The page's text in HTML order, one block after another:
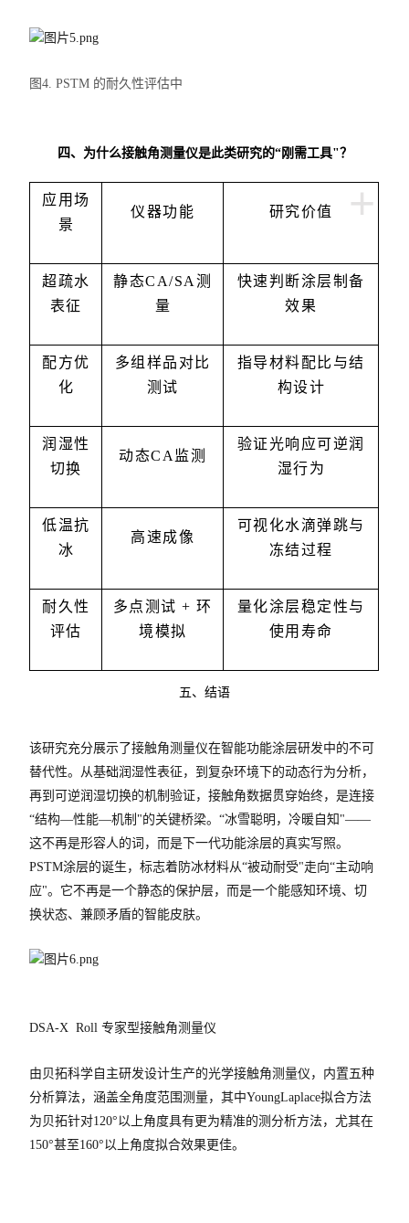
图4. PSTM 的耐久性评估中
四、为什么接触角测量仪是此类研究的“刚需工具"？
+
应用场
景
仪器功能 研究价值
超疏水
表征
静态CA/SA测
量
快速判断涂层制备
效果
配方优
化
多组样品对比
测试
指导材料配比与结
构设计
润湿性
切换
动态CA监测
验证光响应可逆润
湿行为
低温抗
冰
高速成像
可视化水滴弹跳与
冻结过程
耐久性
评估
多点测试 + 环
境模拟
量化涂层稳定性与
使用寿命
五、结语
该研究充分展示了接触角测量仪在智能功能涂层研发中的不可
替代性。从基础润湿性表征，到复杂环境下的动态行为分析，
再到可逆润湿切换的机制验证，接触角数据贯穿始终，是连接
“结构—性能—机制"的关键桥梁。“冰雪聪明，冷暖自知"——
这不再是形容人的词，而是下一代功能涂层的真实写照。
PSTM涂层的诞生，标志着防冰材料从“被动耐受"走向“主动响
应"。它不再是一个静态的保护层，而是一个能感知环境、切
换状态、兼顾矛盾的智能皮肤。
DSA-X Roll 专家型接触角测量仪
由贝拓科学自主研发设计生产的光学接触角测量仪，内置五种
分析算法，涵盖全角度范围测量，其中YoungLaplace拟合方法
为贝拓针对120°以上角度具有更为精准的测分析方法，尤其在
150°甚至160°以上角度拟合效果更佳。